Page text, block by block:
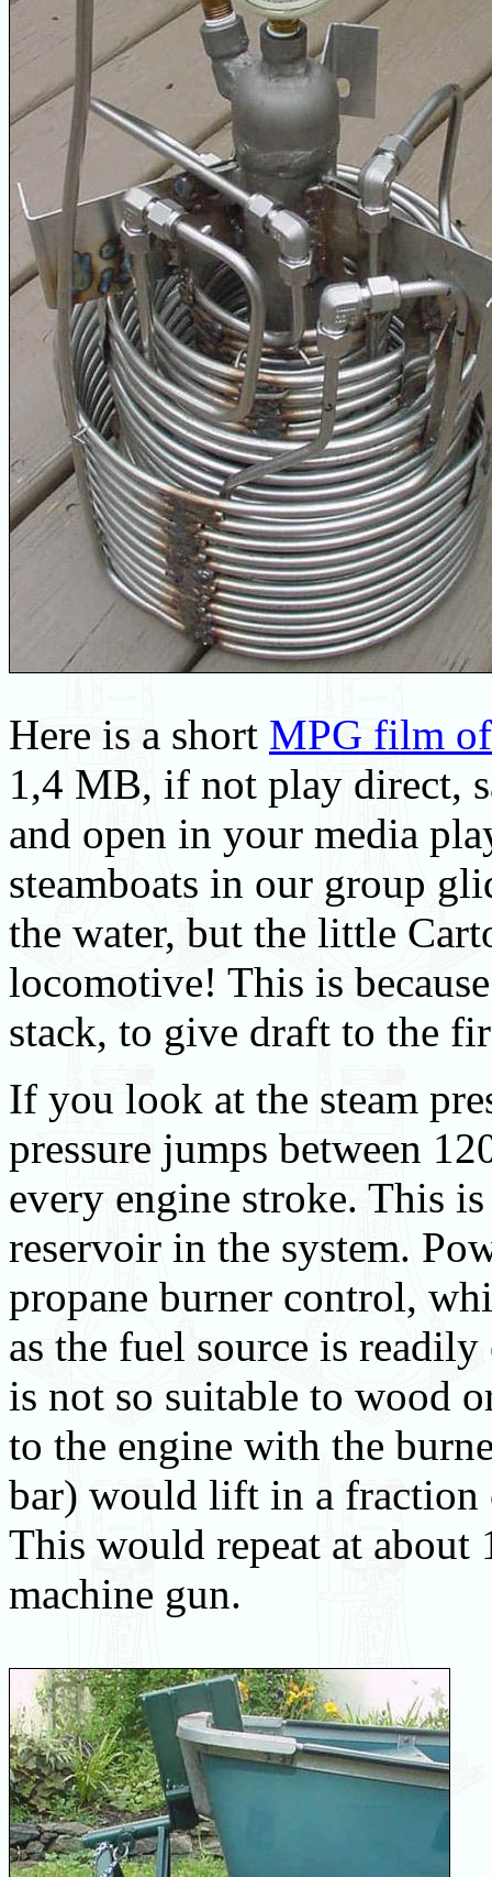
Here is a short MPG film
1,4 MB, if not play direct,
and open in your media
steamboats in our group
the water, but the little
locomotive! This is
stack, to give draft to the
If you look at the steam
pressure jumps between
every engine stroke. This
reservoir in the system.
propane burner control,
as the fuel source is
is not so suitable to wood
to the engine with the
bar) would lift in a fraction
This would repeat at about
machine gun.